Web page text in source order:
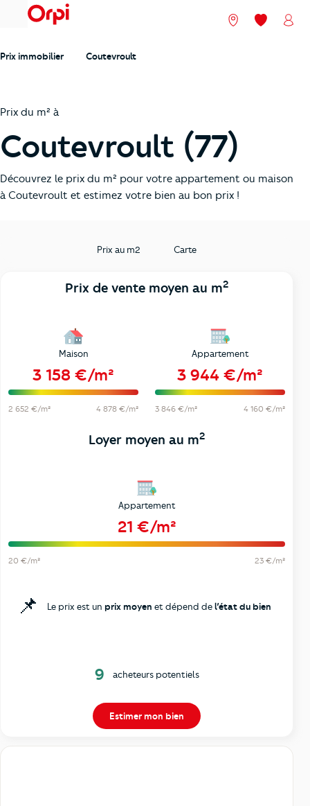
menu Nos agences
Mes
Prix immobilier Coutevroult
Prix du m² à
Coutevroult (77)
Découvrez le prix du m² pour votre appartement ou maison
à Coutevroult et estimez votre bien au bon prix !
Prix au m2 Carte
Prix de vente moyen au m2
Maison
3 158 €/m²
2 652 €/m² 4 878 €/m²
Appartement
3 944 €/m²
3 846 €/m² 4 160 €/m²
Loyer moyen au m2
Appartement
21 €/m²
20 €/m² 23 €/m²
📌 Le prix est un prix moyen et dépend del’état du bien
9 acheteurs potentiels
Estimer mon bien